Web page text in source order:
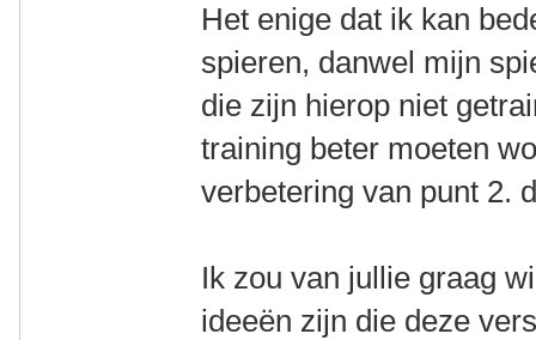
Het enige dat ik kan
spieren, danwel mijn
die zijn hierop niet
training beter moeten
verbetering van punt 2.
Ik zou van jullie graag
ideeën zijn die deze